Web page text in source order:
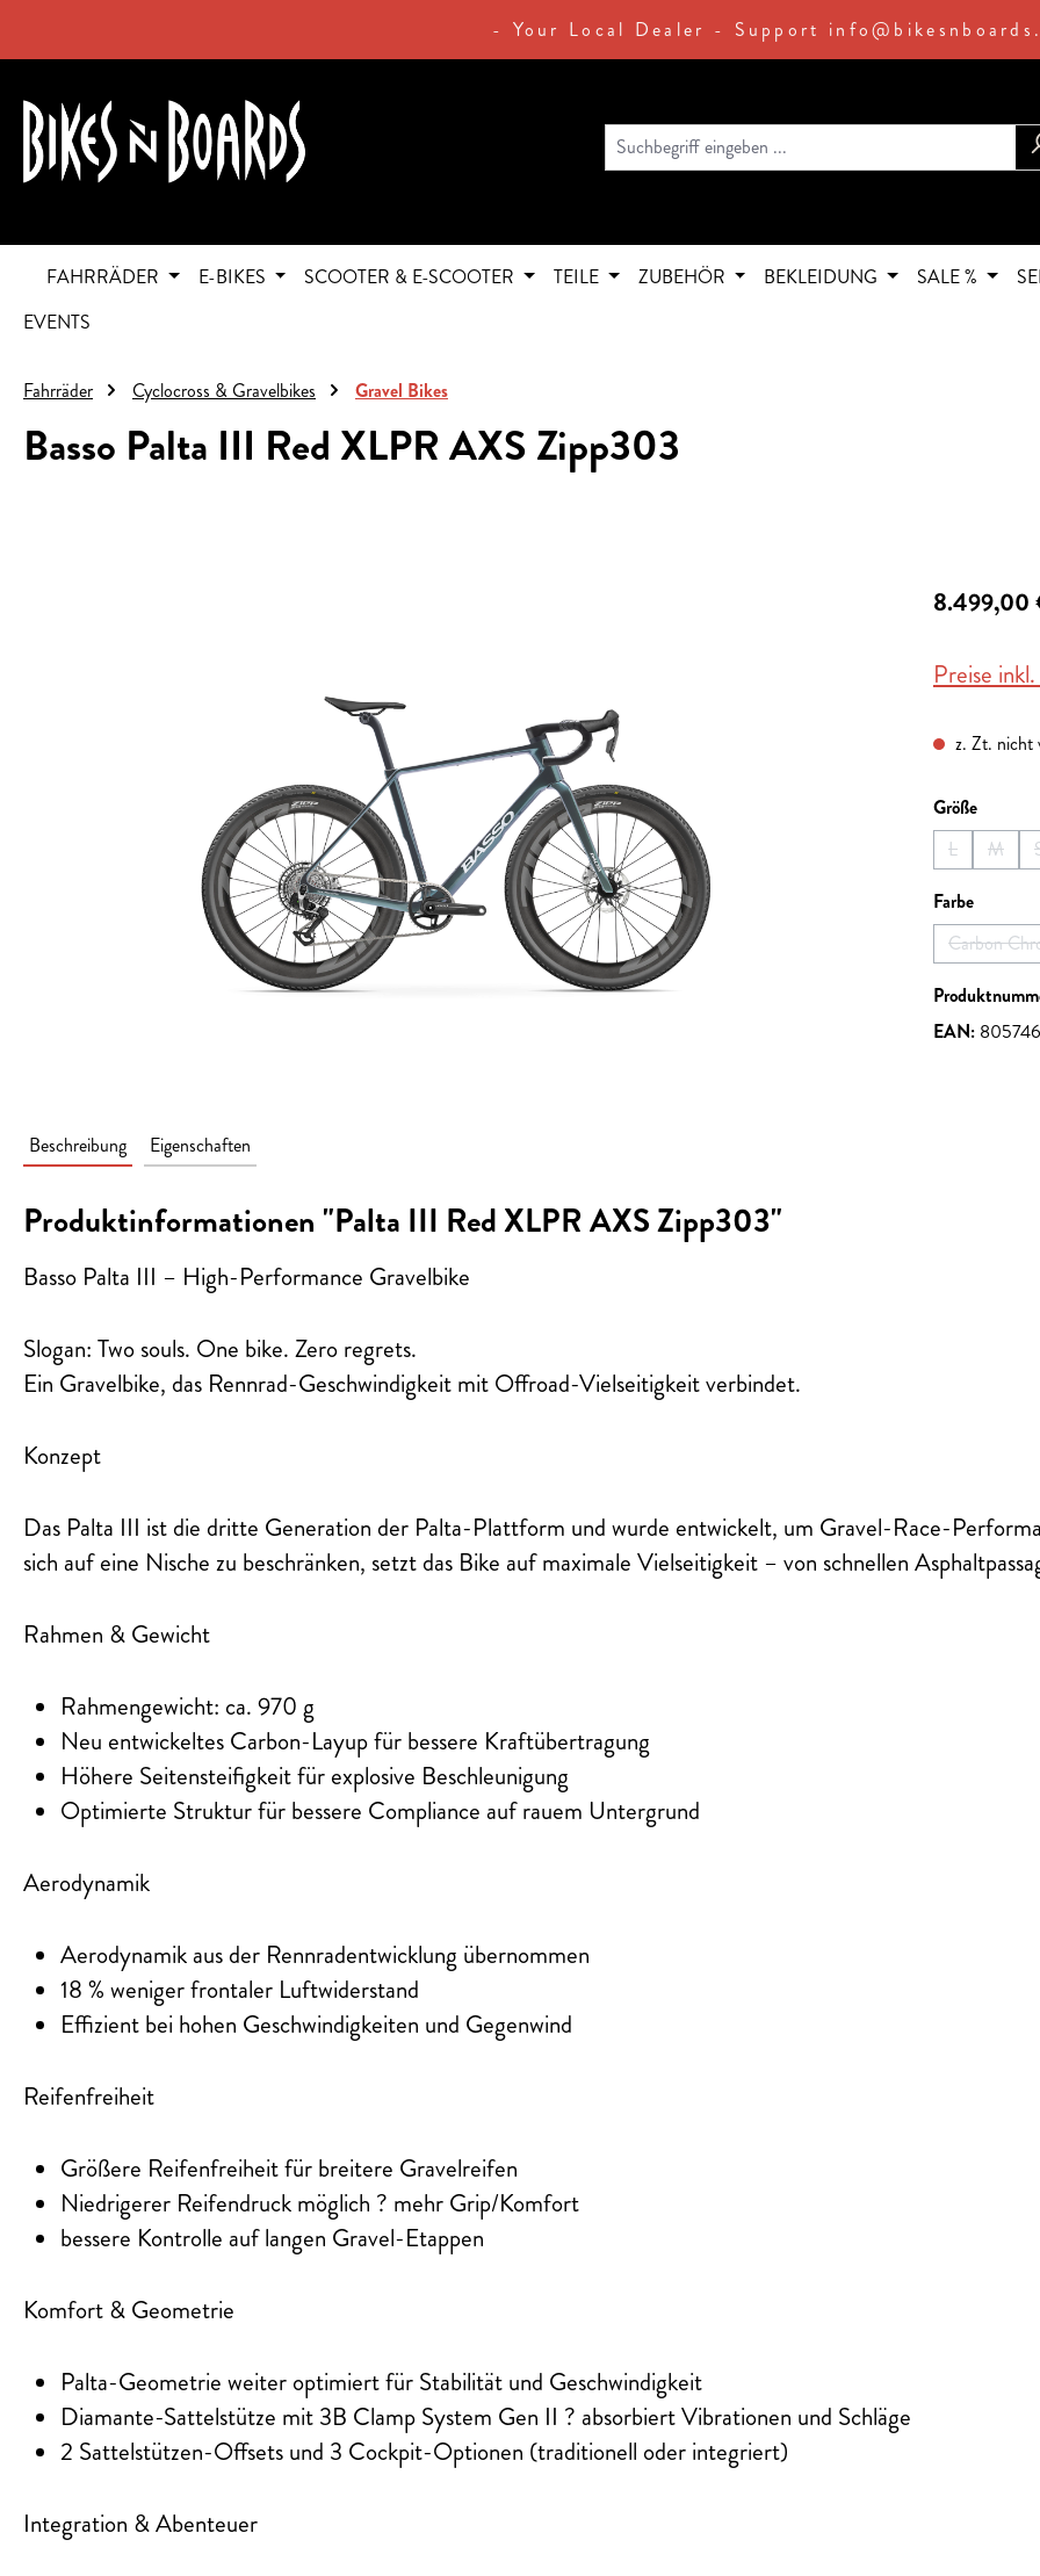
- Your Local Dealer - Support
FAHRRÄDER E-BIKES SCOOTER & E-SCOOTER TEILE ZUBEHÖR BEKLEIDUNG SALE %
EVENTS
Fahrräder Cyclocross & Gravelbikes Gravel Bikes
Basso Palta III Red XLPR AXS Zipp303
8.499,00
Preise
z. Zt. nicht
Größe
L
(Diese
M
(Diese
Farbeauswählen
Carbon
EAN:
Beschreibung Eigenschaften
Produktinformationen "Palta III Red XLPR AXS Zipp303"
Basso Palta III – High-Performance Gravelbike
Slogan: Two souls. One bike. Zero regrets.
Ein Gravelbike, das Rennrad-Geschwindigkeit mit Offroad-Vielseitigkeit verbindet.
Konzept
Das Palta III ist die dritte Generation der Palta-Plattform und wurde entwickelt, um Gravel-Race-
sich auf eine Nische zu beschränken, setzt das Bike auf maximale Vielseitigkeit – von schnellen
Rahmen & Gewicht
Rahmengewicht: ca. 970 g
Neu entwickeltes Carbon-Layup für bessere Kraftübertragung
Höhere Seitensteifigkeit für explosive Beschleunigung
Optimierte Struktur für bessere Compliance auf rauem Untergrund
Aerodynamik
Aerodynamik aus der Rennradentwicklung übernommen
18 % weniger frontaler Luftwiderstand
Effizient bei hohen Geschwindigkeiten und Gegenwind
Reifenfreiheit
Größere Reifenfreiheit für breitere Gravelreifen
Niedrigerer Reifendruck möglich ? mehr Grip/Komfort
bessere Kontrolle auf langen Gravel-Etappen
Komfort & Geometrie
Palta-Geometrie weiter optimiert für Stabilität und Geschwindigkeit
Diamante-Sattelstütze mit 3B Clamp System Gen II ? absorbiert Vibrationen und Schläge
2 Sattelstützen-Offsets und 3 Cockpit-Optionen (traditionell oder integriert)
Integration & Abenteuer